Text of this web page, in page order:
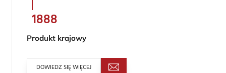
1888
Produkt krajowy
DOWIEDZ SIĘ WIĘCEJ